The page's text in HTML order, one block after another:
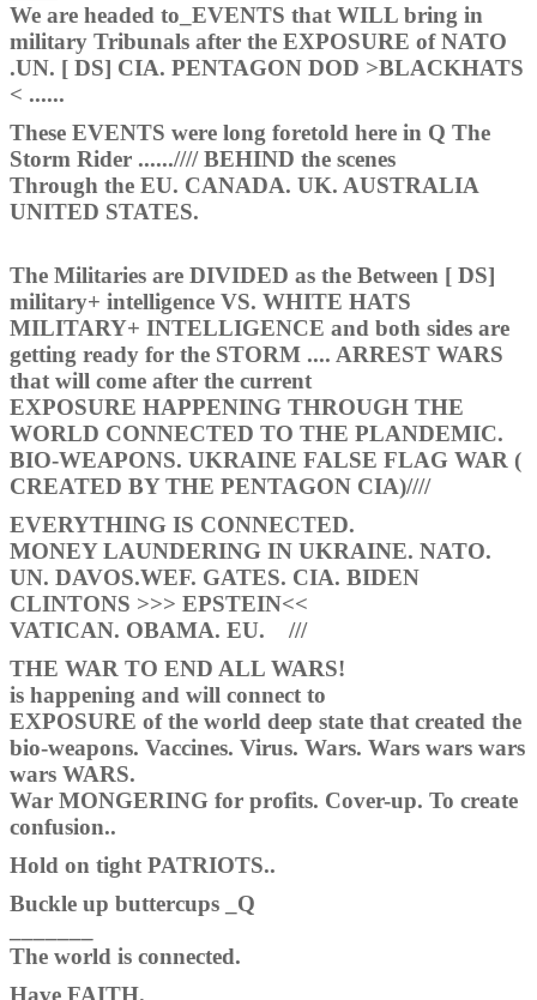
We are headed to_EVENTS that WILL bring in
military Tribunals after the EXPOSURE of NATO
.UN. [ DS] CIA. PENTAGON DOD >BLACKHATS
< ......
These EVENTS were long foretold here in Q The
Storm Rider ......//// BEHIND the scenes
Through the EU. CANADA. UK. AUSTRALIA
UNITED STATES.
The Militaries are DIVIDED as the Between [ DS]
military+ intelligence VS. WHITE HATS
MILITARY+ INTELLIGENCE and both sides are
getting ready for the STORM .... ARREST WARS
that will come after the current
EXPOSURE HAPPENING THROUGH THE
WORLD CONNECTED TO THE PLANDEMIC.
BIO-WEAPONS. UKRAINE FALSE FLAG WAR (
CREATED BY THE PENTAGON CIA)////
EVERYTHING IS CONNECTED.
MONEY LAUNDERING IN UKRAINE. NATO.
UN. DAVOS.WEF. GATES. CIA. BIDEN
CLINTONS >>> EPSTEIN<<
VATICAN. OBAMA. EU. ///
THE WAR TO END ALL WARS!
is happening and will connect to
EXPOSURE of the world deep state that created the
bio-weapons. Vaccines. Virus. Wars. Wars wars wars
wars WARS.
War MONGERING for profits. Cover-up. To create
confusion..
Hold on tight PATRIOTS..
Buckle up buttercups _Q
The world is connected.
Have FAITH.